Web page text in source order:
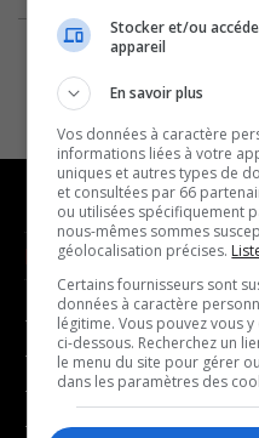
NOUVELLES
- Affaires municipales
- Communauté / Social
- Culture
- Économie
Stocker et/ou
appareil
En savoir plus
Vos données à caractère
informations liées à votre
uniques et autres types de
et consultées par 66
ou utilisées spécifiquement
nous-mêmes sommes
géolocalisation précises.
Certains fournisseurs sont
données à caractère
légitime. Vous pouvez vous
ci-dessous. Recherchez un
le menu du site pour gérer
dans les paramètres des